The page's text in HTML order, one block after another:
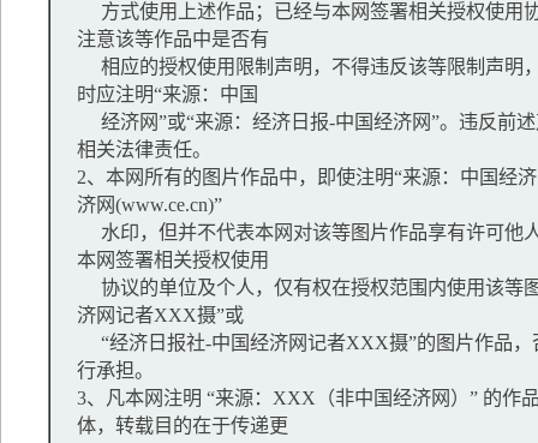
方式使用上述作品；已经与本网签署相关授权使用
注意该等作品中是否有
相应的授权使用限制声明，不得违反该等限制声明
时应注明“来源：中国
经济网”或“来源：经济日报-中国经济网”。违反前
相关法律责任。
2、本网所有的图片作品中，即使注明“来源：中国经
济网(www.ce.cn)”
水印，但并不代表本网对该等图片作品享有许可他
本网签署相关授权使用
协议的单位及个人，仅有权在授权范围内使用该等
济网记者XXX摄”或
“经济日报社-中国经济网记者XXX摄”的图片作品，
行承担。
3、凡本网注明 “来源：XXX（非中国经济网）” 的作
体，转载目的在于传递更